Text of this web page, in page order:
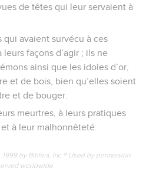
de têtes qui leur servaient à
qui avaient survécu à ces
façons d’agir ; ils ne
ainsi que les idoles d’or,
et de bois, bien qu’elles soient
et de bouger.
meurtres, à leurs pratiques
à leur malhonnêteté.
by Biblica, Inc.® Used by permission.
worldwide.